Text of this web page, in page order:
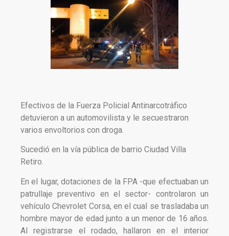
Efectivos de la Fuerza Policial Antinarcotráfico
detuvieron a un automovilista y le secuestraron
varios envoltorios con droga.
Sucedió en la vía pública de barrio Ciudad Villa
Retiro.
En el lugar, dotaciones de la FPA -que efectuaban un
patrullaje preventivo en el sector- controlaron un
vehículo Chevrolet Corsa, en el cual se trasladaba un
hombre mayor de edad junto a un menor de 16 años.
Al registrarse el rodado, hallaron en el interior